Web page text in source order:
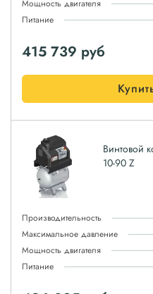
Мощность двигателя
Питание
415 739 руб
Винтовой
10-90 Z
Производительность
Максимальное давление
Мощность двигателя
Питание